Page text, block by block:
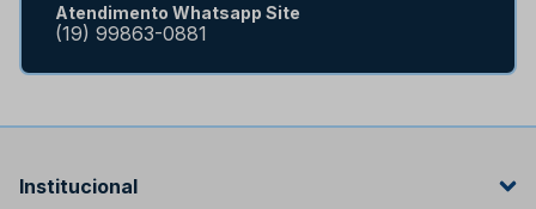
Atendimento Whatsapp Site
(19) 99863-0881
Institucional